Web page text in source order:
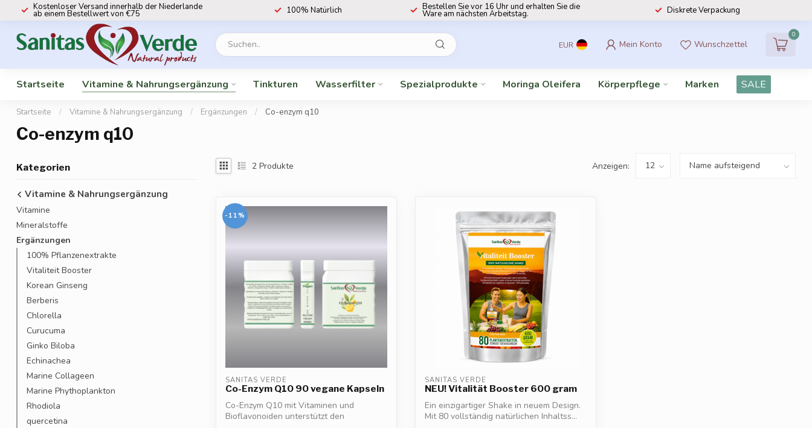
Kostenloser Versand innerhalb der Niederlande
ab einem Bestellwert von €75 100% Natürlich Bestellen Sie vor 16 Uhr und erhalten Sie die
Ware am nächsten Arbeitstag. Diskrete Verpackung
EUR Mein Konto Wunschzettel
0
Startseite Vitamine & Nahrungsergänzung Tinkturen Wasserfilter Spezialprodukte Moringa Oleifera Körperpflege Marken SALE
Startseite / Vitamine & Nahrungsergänzung / Ergänzungen / Co-enzym q10
Co-enzym q10
Kategorien
Vitamine & Nahrungsergänzung
Vitamine
Mineralstoffe
Ergänzungen
100% Pflanzenextrakte
Vitaliteit Booster
Korean Ginseng
Berberis
Chlorella
Curucuma
Ginko Biloba
Echinachea
Marine Collageen
Marine Phythoplankton
Rhodiola
quercetina
2 Produkte Anzeigen:
-11%
SANITAS VERDE
Co-Enzym Q10 90 vegane Kapseln
Co-Enzym Q10 mit Vitaminen und
Bioflavonoiden unterstützt den
SANITAS VERDE
NEU! Vitalität Booster 600 gram
Ein einzigartiger Shake in neuem Design.
Mit 80 vollständig natürlichen Inhaltss...